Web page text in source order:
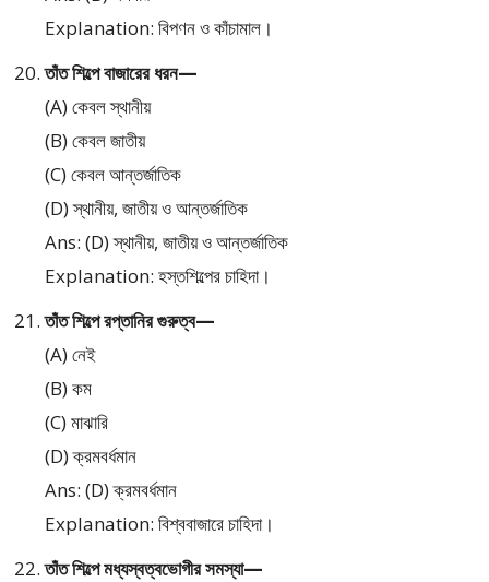
Explanation: বিপণন ও কাঁচামাল।
তাঁত শিল্পে বাজারের ধরন—
(A) কেবল স্থানীয়
(B) কেবল জাতীয়
(C) কেবল আন্তর্জাতিক
(D) স্থানীয়, জাতীয় ও আন্তর্জাতিক
Ans: (D) স্থানীয়, জাতীয় ও আন্তর্জাতিক
Explanation: হস্তশিল্পের চাহিদা।
তাঁত শিল্পে রপ্তানির গুরুত্ব—
(A) নেই
(B) কম
(C) মাঝারি
(D) ক্রমবর্ধমান
Ans: (D) ক্রমবর্ধমান
Explanation: বিশ্ববাজারে চাহিদা।
তাঁত শিল্পে মধ্যস্বত্বভোগীর সমস্যা—